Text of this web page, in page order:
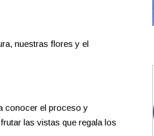
nuestras flores y el
conocer el proceso y
las vistas que regala los